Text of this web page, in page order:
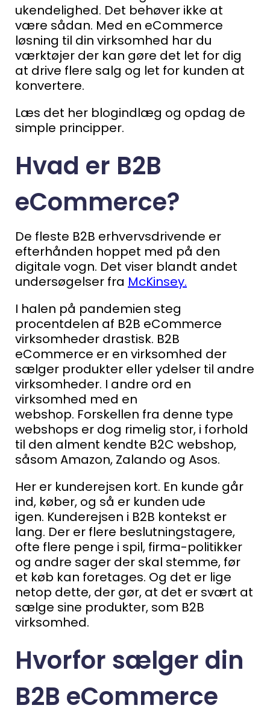
ukendelighed. Det behøver ikke at
være sådan. Med en eCommerce
løsning til din virksomhed har du
værktøjer der kan gøre det let for dig
at drive flere salg og let for kunden at
konvertere.
Læs det her blogindlæg og opdag de
simple principper.
Hvad er B2B
eCommerce?
De fleste B2B erhvervsdrivende er
efterhånden hoppet med på den
digitale vogn. Det viser blandt andet
undersøgelser fra McKinsey.
I halen på pandemien steg
procentdelen af B2B eCommerce
virksomheder drastisk. B2B
eCommerce er en virksomhed der
sælger produkter eller ydelser til andre
virksomheder. I andre ord en
virksomhed med en
webshop. Forskellen fra denne type
webshops er dog rimelig stor, i forhold
til den alment kendte B2C webshop,
såsom Amazon, Zalando og Asos.
Her er kunderejsen kort. En kunde går
ind, køber, og så er kunden ude
igen. Kunderejsen i B2B kontekst er
lang. Der er flere beslutningstagere,
ofte flere penge i spil, firma-politikker
og andre sager der skal stemme, før
et køb kan foretages. Og det er lige
netop dette, der gør, at det er svært at
sælge sine produkter, som B2B
virksomhed.
Hvorfor sælger din
B2B eCommerce